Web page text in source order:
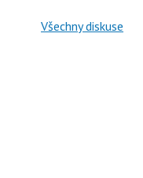
Všechny diskuse